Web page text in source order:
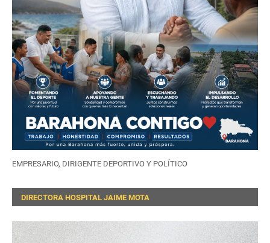
EMPRESARIO, DIRIGENTE DEPORTIVO Y POLÍTICO
DIRECTORA HOSPITAL JAIME MOTA